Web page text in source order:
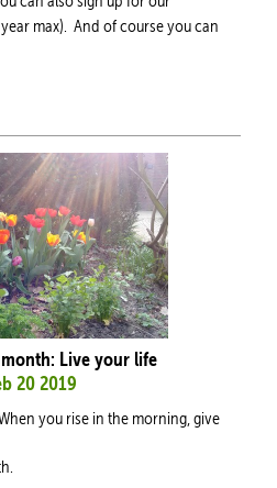
max). And of course you can
Live your life
20 2019
you rise in the morning, give